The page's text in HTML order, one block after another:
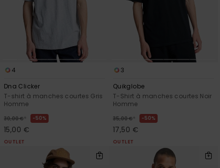
4
Dna Clicker
T-shirt à manches courtes Gris
Homme
30,00 € * 50%
15,00 €
OUTLET
3
Quikglobe
T-Shirt à manches courtes Noir
Homme
35,00 € * 50%
17,50 €
OUTLET